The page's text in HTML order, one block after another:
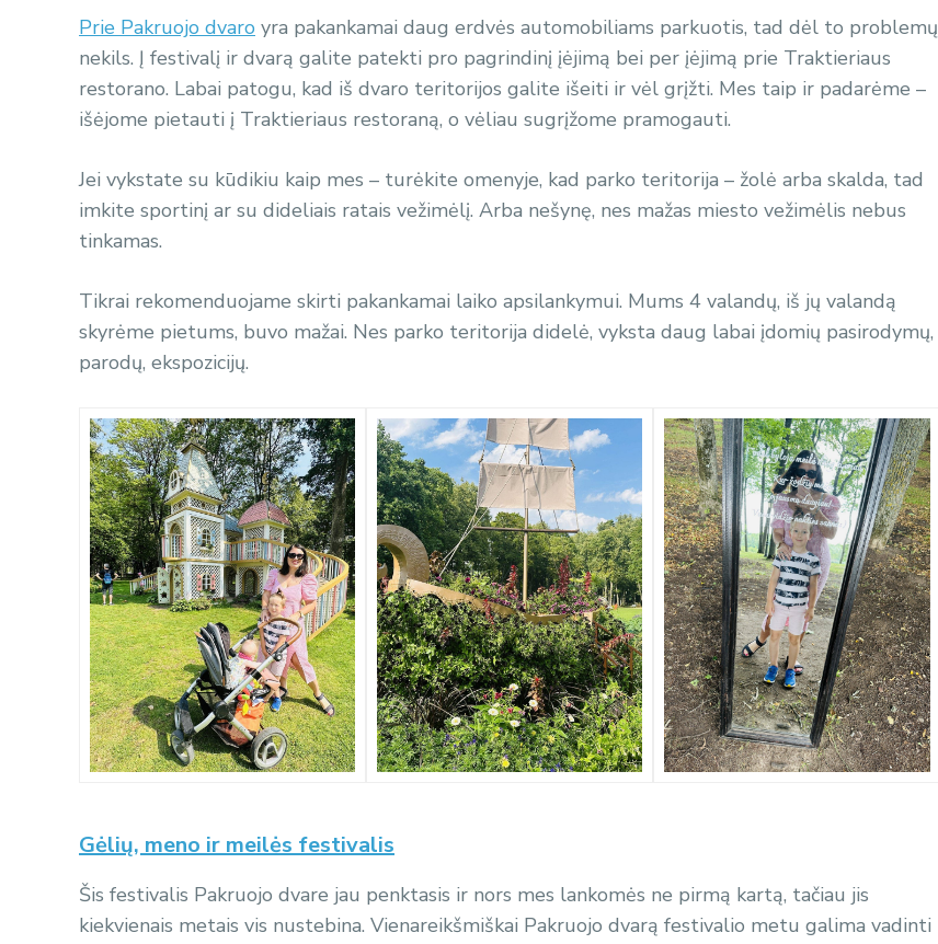
Prie Pakruojo dvaro yra pakankamai daug erdvės automobiliams parkuotis, tad dėl to problemų
nekils. Į festivalį ir dvarą galite patekti pro pagrindinį įėjimą bei per įėjimą prie Traktieriaus
restorano. Labai patogu, kad iš dvaro teritorijos galite išeiti ir vėl grįžti. Mes taip ir padarėme –
išėjome pietauti į Traktieriaus restoraną, o vėliau sugrįžome pramogauti.
Jei vykstate su kūdikiu kaip mes – turėkite omenyje, kad parko teritorija – žolė arba skalda, tad
imkite sportinį ar su dideliais ratais vežimėlį. Arba nešynę, nes mažas miesto vežimėlis nebus
tinkamas.
Tikrai rekomenduojame skirti pakankamai laiko apsilankymui. Mums 4 valandų, iš jų valandą
skyrėme pietums, buvo mažai. Nes parko teritorija didelė, vyksta daug labai įdomių pasirodymų,
parodų, ekspozicijų.
Gėlių, meno ir meilės festivalis
Šis festivalis Pakruojo dvare jau penktasis ir nors mes lankomės ne pirmą kartą, tačiau jis
kiekvienais metais vis nustebina. Vienareikšmiškai Pakruojo dvarą festivalio metu galima vadinti